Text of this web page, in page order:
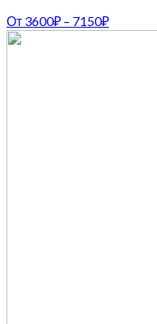
От 3600₽ – 7150₽